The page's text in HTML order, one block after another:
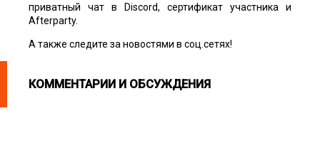
приватный чат в Discord, сертификат участника и
Afterparty.
А также следите за новостями в соц.сетях!
КОММЕНТАРИИ И ОБСУЖДЕНИЯ